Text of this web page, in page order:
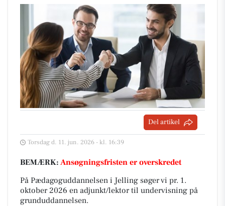
Del artikel
Torsdag d. 11. jun. 2026 - kl. 16:39
BEMÆRK: Ansøgningsfristen er overskredet
På Pædagoguddannelsen i Jelling søger vi pr. 1.
oktober 2026 en adjunkt/lektor til undervisning på
grunduddannelsen.